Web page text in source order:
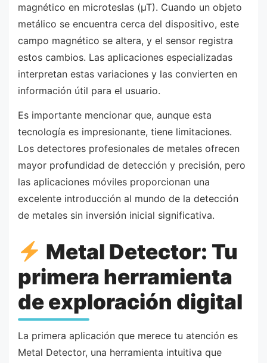
magnético en microteslas (µT). Cuando un objeto
metálico se encuentra cerca del dispositivo, este
campo magnético se altera, y el sensor registra
estos cambios. Las aplicaciones especializadas
interpretan estas variaciones y las convierten en
información útil para el usuario.
Es importante mencionar que, aunque esta
tecnología es impresionante, tiene limitaciones.
Los detectores profesionales de metales ofrecen
mayor profundidad de detección y precisión, pero
las aplicaciones móviles proporcionan una
excelente introducción al mundo de la detección
de metales sin inversión inicial significativa.
Metal Detector: Tu
primera herramienta
de exploración digital
La primera aplicación que merece tu atención es
Metal Detector, una herramienta intuitiva que